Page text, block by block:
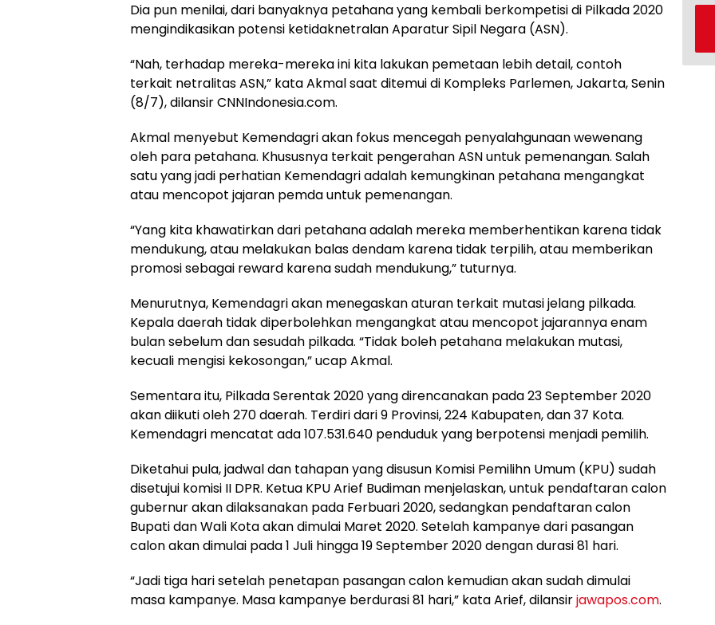
Dia pun menilai, dari banyaknya petahana yang kembali berkompetisi di Pilkada 2020
mengindikasikan potensi ketidaknetralan Aparatur Sipil Negara (ASN).
“Nah, terhadap mereka-mereka ini kita lakukan pemetaan lebih detail, contoh
terkait netralitas ASN,” kata Akmal saat ditemui di Kompleks Parlemen, Jakarta, Senin
(8/7), dilansir CNNIndonesia.com.
Akmal menyebut Kemendagri akan fokus mencegah penyalahgunaan wewenang
oleh para petahana. Khususnya terkait pengerahan ASN untuk pemenangan. Salah
satu yang jadi perhatian Kemendagri adalah kemungkinan petahana mengangkat
atau mencopot jajaran pemda untuk pemenangan.
“Yang kita khawatirkan dari petahana adalah mereka memberhentikan karena tidak
mendukung, atau melakukan balas dendam karena tidak terpilih, atau memberikan
promosi sebagai reward karena sudah mendukung,” tuturnya.
Menurutnya, Kemendagri akan menegaskan aturan terkait mutasi jelang pilkada.
Kepala daerah tidak diperbolehkan mengangkat atau mencopot jajarannya enam
bulan sebelum dan sesudah pilkada. “Tidak boleh petahana melakukan mutasi,
kecuali mengisi kekosongan,” ucap Akmal.
Sementara itu, Pilkada Serentak 2020 yang direncanakan pada 23 September 2020
akan diikuti oleh 270 daerah. Terdiri dari 9 Provinsi, 224 Kabupaten, dan 37 Kota.
Kemendagri mencatat ada 107.531.640 penduduk yang berpotensi menjadi pemilih.
Diketahui pula, jadwal dan tahapan yang disusun Komisi Pemilihn Umum (KPU) sudah
disetujui komisi II DPR. Ketua KPU Arief Budiman menjelaskan, untuk pendaftaran calon
gubernur akan dilaksanakan pada Ferbuari 2020, sedangkan pendaftaran calon
Bupati dan Wali Kota akan dimulai Maret 2020. Setelah kampanye dari pasangan
calon akan dimulai pada 1 Juli hingga 19 September 2020 dengan durasi 81 hari.
“Jadi tiga hari setelah penetapan pasangan calon kemudian akan sudah dimulai
masa kampanye. Masa kampanye berdurasi 81 hari,” kata Arief, dilansirjawapos.com.